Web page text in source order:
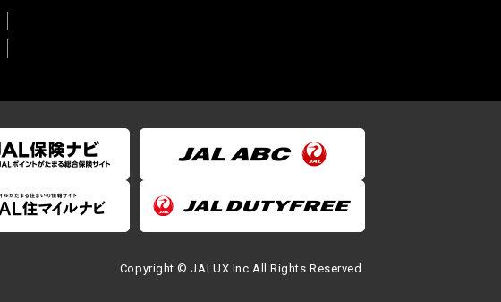
Copyright © JALUX Inc.All Rights Reserved.